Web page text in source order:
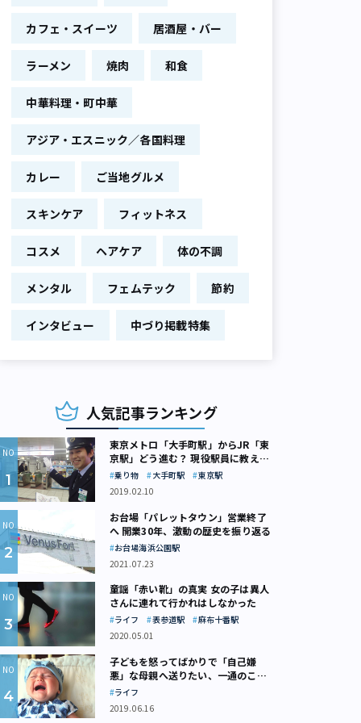
カフェ・スイーツ 居酒屋・バー
ラーメン 焼肉 和食
中華料理・町中華
アジア・エスニック／各国料理
カレー ご当地グルメ
スキンケア フィットネス
コスメ ヘアケア 体の不調
メンタル フェムテック 節約
インタビュー 中づり掲載特集
人気記事ランキング
東京メトロ「大手町駅」からJR「東
京駅」どう進む？ 現役駅員に教えて
もらいました
乗り物 大手町駅
東京駅
2019.02.10
お台場「パレットタウン」営業終了
へ 開業30年、激動の歴史を振り返る
お台場海浜公園駅
2021.07.23
童謡「赤い靴」の真実 女の子は異人
さんに連れて行かれはしなかった
ライフ 表参道駅
麻布十番駅
2020.05.01
子どもを怒ってばかりで「自己嫌
悪」な母親へ送りたい、一通のここ
ろの処方箋
ライフ
2019.06.16